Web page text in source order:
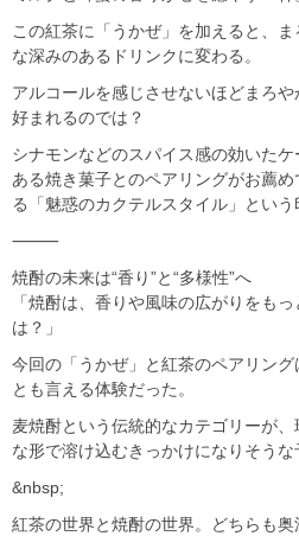
この紅茶に「うかぜ」を加えると、
な深みのあるドリンクに変わる。
アルコールを感じさせないほどまろ
好まれるのでは？
シナモンなどのスパイス感の効いた
ある焼き菓子とのペアリングがお薦
る「魅惑のカクテルスタイル」という
⸻
焼酎の未来は“香り”と“多様性”へ
「焼酎は、香りや風味の広がりをも
は？」
今回の「うかぜ」と紅茶のペアリン
とも言える体験だった。
麦焼酎という伝統的なカテゴリーが
な形で溶け込むきっかけになりそうな
&nbsp;
紅茶の世界と焼酎の世界。どちらも奥